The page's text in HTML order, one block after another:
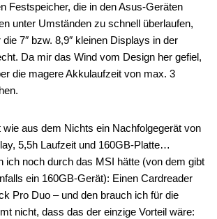
Festspeicher, die in den Asus-Geräten
unter Umständen zu schnell überlaufen,
7″ bzw. 8,9″ kleinen Displays in der
Da mir das Wind vom Design her gefiel,
die magere Akkulaufzeit von max. 3
aus dem Nichts ein Nachfolgegerät von
5,5h Laufzeit und 160GB-Platte…
ich noch durch das MSI hätte (von dem gibt
ein 160GB-Gerät): Einen Cardreader
Pro Duo – und den brauch ich für die
nicht, dass das der einzige Vorteil wäre: